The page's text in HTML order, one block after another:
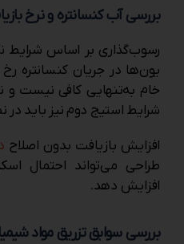
بررسی آب کنسانتره و نرخ
رسوب‌گذاری بر اساس
یون‌ها در جریان کنسانتره
خام به‌تنهایی کافی نیست و
شرایط استیج دوم نیز باید در
افزایش بازیافت بدون اصلاح
طراحی می‌تواند احتمال
افزایش دهد.
بررسی سوابق تزریق مواد